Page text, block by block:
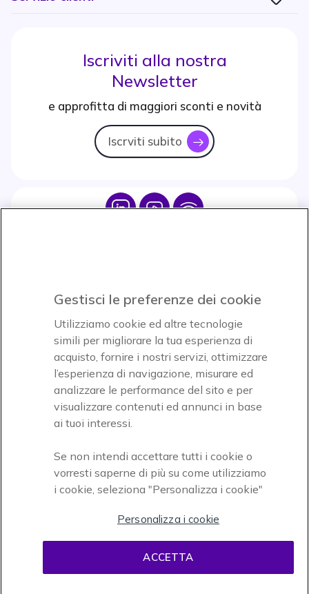
Iscriviti alla nostra
Newsletter
e approfitta di maggiori sconti e novità
Iscrviti subito icon
Icon IconIcon
Accettiamo
Onedirect, azienda del gruppo INCEPT
Condizioni di vendita
Gestisci le preferenze dei cookie
Utilizziamo cookie ed altre tecnologie
simili per migliorare la tua esperienza di
acquisto, fornire i nostri servizi, ottimizzare
l’esperienza di navigazione, misurare ed
analizzare le performance del sito e per
visualizzare contenuti ed annunci in base
ai tuoi interessi.
Se non intendi accettare tutti i cookie o
vorresti saperne di più su come utilizziamo
i cookie, seleziona "Personalizza i cookie"
Personalizza i cookie
ACCETTA